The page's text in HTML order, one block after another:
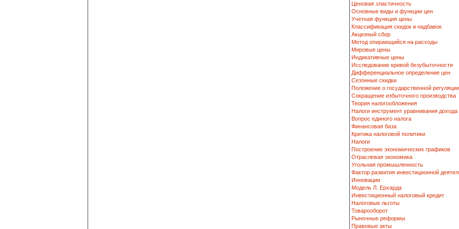
Ценовая эластичность
Основные виды и функции цен
Учетная функция цены
Классификация скидок и надбавок
Акцизный сбор
Метод опирающийся на расходы
Мировые цены
Индикативные цены
Исследование кривой безубыточности
Дифференциальное определение цен
Сезонные скидки
Положение о государственной регуляции
Сокращение избыточного производства
Теория налогообложения
Налоги инструмент уравнивания дохода
Вопрос единого налога
Финансовая база
Критика налоговой политики
Налоги
Построение экономических графиков
Отраслевая экономика
Угольная промышленность
Фактор развития инвестиционной
Инновации
Модель Л. Ерхарда
Инвестиционный налоговый кредит
Налоговые льготы
Товарооборот
Рыночные реформы
Правовые акты